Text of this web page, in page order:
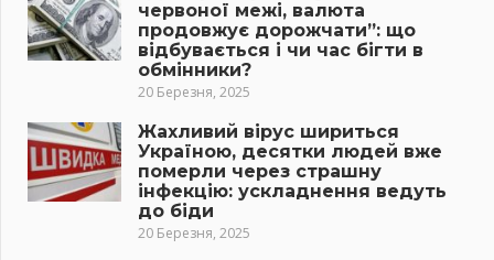
червоної межі, валюта
продовжує дорожчати”: що
відбувається і чи час бігти в
обмінники?
20 Березня, 2025
Жахливий вірус шириться
Україною, десятки людей вже
померли через страшну
інфекцію: ускладнення ведуть
до біди
20 Березня, 2025